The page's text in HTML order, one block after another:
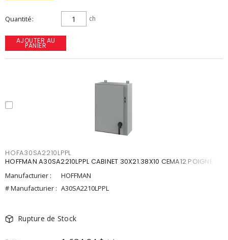
Quantité ch
AJOUTER AU
PANIER
HOFA30SA2210LPPL
HOFFMAN A30SA2210LPPL CABINET 30X21.38X10 CEMA12 POIGNE
Manufacturier :
HOFFMAN
# Manufacturier : A30SA2210LPPL
Rupture de Stock